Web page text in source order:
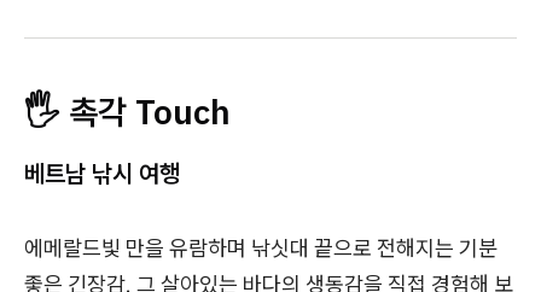
🖐️ 촉각 Touch
베트남 낚시 여행
에메랄드빛 만을 유람하며 낚싯대 끝으로 전해지는 기분
좋은 긴장감, 그 살아있는 바다의 생동감을 직접 경험해 보